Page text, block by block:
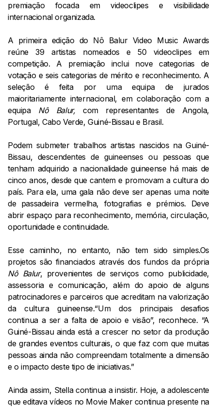
premiação focada em videoclipes e visibilidade
internacional organizada.
A primeira edição do Nô Balur Video Music Awards
reúne 39 artistas nomeados e 50 videoclipes em
competição. A premiação inclui nove categorias de
votação e seis categorias de mérito e reconhecimento. A
seleção é feita por uma equipa de jurados
maioritariamente internacional, em colaboração com a
equipa Nô Balur, com representantes de Angola,
Portugal, Cabo Verde, Guiné-Bissau e Brasil.
Podem submeter trabalhos artistas nascidos na Guiné-
Bissau, descendentes de guineenses ou pessoas que
tenham adquirido a nacionalidade guineense há mais de
cinco anos, desde que cantem e promovam a cultura do
país. Para ela, uma gala não deve ser apenas uma noite
de passadeira vermelha, fotografias e prémios. Deve
abrir espaço para reconhecimento, memória, circulação,
oportunidade e continuidade.
Esse caminho, no entanto, não tem sido simples.Os
projetos são financiados através dos fundos da própria
Nô Balur, provenientes de serviços como publicidade,
assessoria e comunicação, além do apoio de alguns
patrocinadores e parceiros que acreditam na valorização
da cultura guineense.“Um dos principais desafios
continua a ser a falta de apoio e visão”, reconhece. “A
Guiné-Bissau ainda está a crescer no setor da produção
de grandes eventos culturais, o que faz com que muitas
pessoas ainda não compreendam totalmente a dimensão
e o impacto deste tipo de iniciativas.”
Ainda assim, Stella continua a insistir. Hoje, a adolescente
que editava vídeos no Movie Maker continua presente na